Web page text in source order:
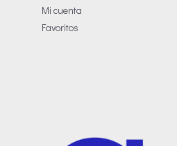
Mi cuenta
Favoritos